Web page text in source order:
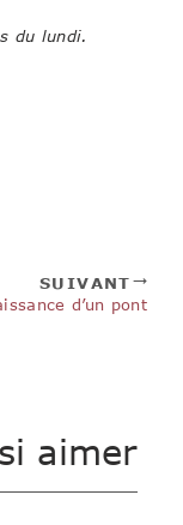
du lundi.
SUIVANT
d’un pont
aimer